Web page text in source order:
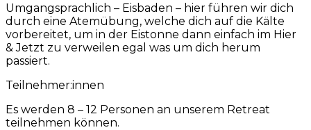
Umgangsprachlich – Eisbaden – hier führen wir dich
durch eine Atemübung, welche dich auf die Kälte
vorbereitet, um in der Eistonne dann einfach im Hier
& Jetzt zu verweilen egal was um dich herum
passiert.
Teilnehmer:innen
Es werden 8 – 12 Personen an unserem Retreat
teilnehmen können.